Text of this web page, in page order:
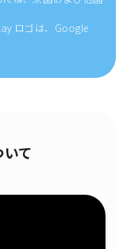
ロゴは、Google
て